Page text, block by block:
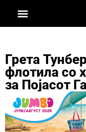
Грета
флотила со
за Појасот